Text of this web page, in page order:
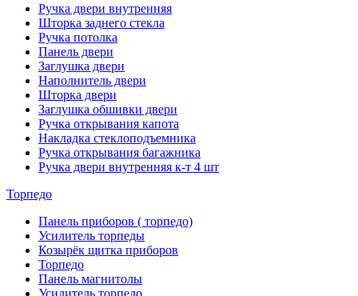
Ручка двери внутренняя
Шторка заднего стекла
Ручка потолка
Панель двери
Заглушка двери
Наполнитель двери
Шторка двери
Заглушка обшивки двери
Ручка открывания капота
Накладка стеклоподъемника
Ручка открывания багажника
Ручка двери внутренняя к-т 4 шт
Торпедо
Панель приборов ( торпедо)
Усилитель торпеды
Козырёк щитка приборов
Торпедо
Панель магнитолы
Усилитель торпедо